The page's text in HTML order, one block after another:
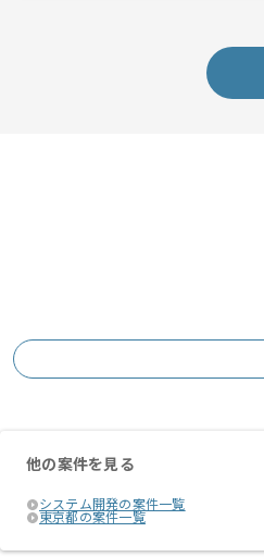
他の案件を見る
システム開発の案件一覧
東京都の案件一覧